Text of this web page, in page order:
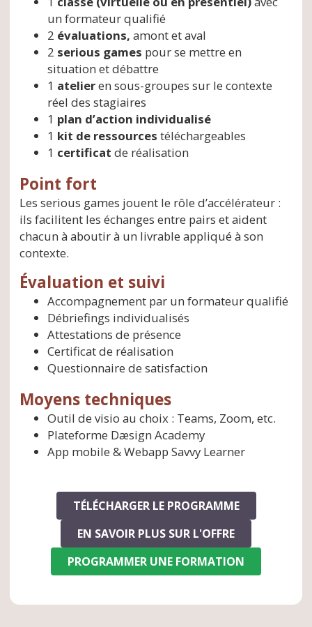
un formateur qualifié
2 évaluations, amont et aval
2 serious games pour se mettre en
situation et débattre
1 atelieren sous-groupes sur le contexte
réel des stagiaires
1 plan d’action individualisé
1 kit de ressources téléchargeables
1 certificat de réalisation
Point fort
Les serious games jouent le rôle d’accélérateur :
ils facilitent les échanges entre pairs et aident
chacun à aboutir à un livrable appliqué à son
contexte.
Évaluation et suivi
Accompagnement par un formateur qualifié
Débriefings individualisés
Attestations de présence
Certificat de réalisation
Questionnaire de satisfaction
Moyens techniques
Outil de visio au choix : Teams, Zoom, etc.
Plateforme Dæsign Academy
App mobile & Webapp Savvy Learner
TÉLÉCHARGER LE PROGRAMME
EN SAVOIR PLUS SUR L'OFFRE
PROGRAMMER UNE FORMATION